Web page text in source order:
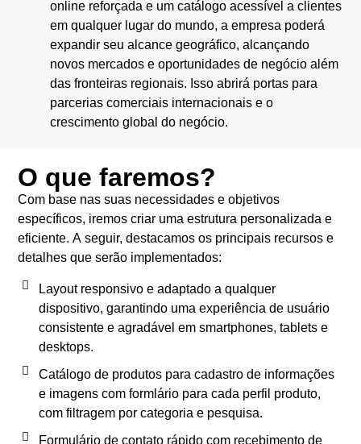
online reforçada e um catálogo acessível a clientes
em qualquer lugar do mundo, a empresa poderá
expandir seu alcance geográfico, alcançando
novos mercados e oportunidades de negócio além
das fronteiras regionais. Isso abrirá portas para
parcerias comerciais internacionais e o
crescimento global do negócio.
O que faremos?
Com base nas suas necessidades e objetivos
específicos, iremos criar uma estrutura personalizada e
eficiente. A seguir, destacamos os principais recursos e
detalhes que serão implementados:
Layout responsivo e adaptado a qualquer
dispositivo, garantindo uma experiência de usuário
consistente e agradável em smartphones, tablets e
desktops.
Catálogo de produtos para cadastro de informações
e imagens com formlário para cada perfil produto,
com filtragem por categoria e pesquisa.
Formulário de contato rápido com recebimento de